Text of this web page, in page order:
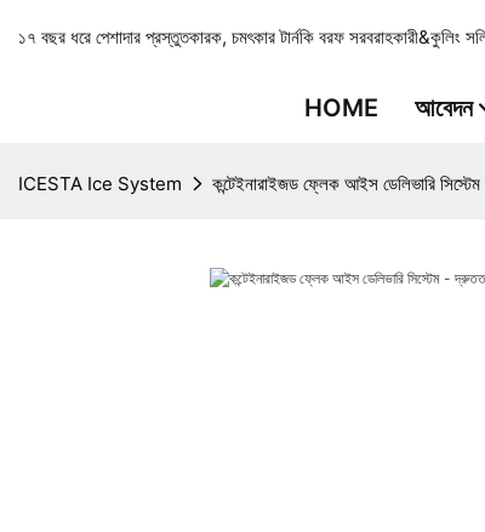
১৭ বছর ধরে পেশাদার প্রস্তুতকারক, চমৎকার টার্নকি বরফ সরবরাহকারী&কুলিং
HOME আবেদন
ICESTA Ice System কন্টেইনারাইজড ফ্লেক আইস ডেলিভারি